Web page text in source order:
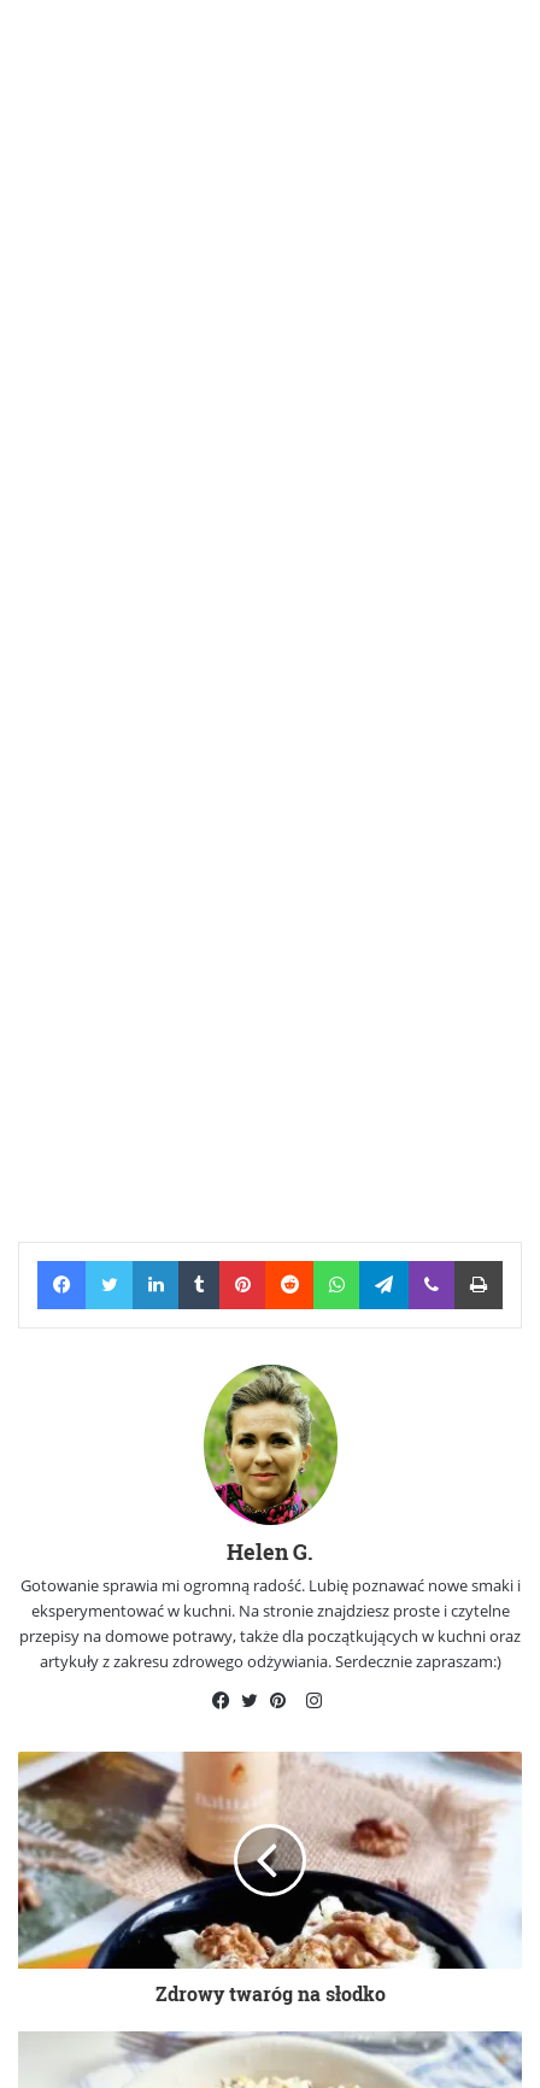
FacebookTwitterLinkedInTumblrPinterestRedditWhatsAppTelegramViber Print
Helen G.
Gotowanie sprawia mi ogromną radość. Lubię poznawać nowe smaki i
eksperymentować w kuchni. Na stronie znajdziesz proste i czytelne
przepisy na domowe potrawy, także dla początkujących w kuchni oraz
artykuły z zakresu zdrowego odżywiania. Serdecznie zapraszam:)
Instagram
Zdrowy twaróg na słodko